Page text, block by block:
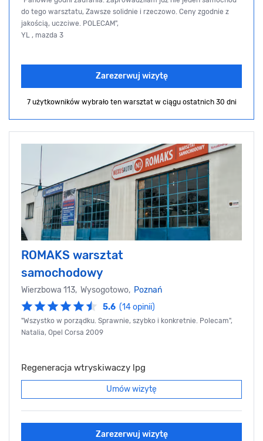
do tego warsztatu, Zawsze solidnie i rzeczowo. Ceny zgodnie z
jakością, uczciwe. POLECAM",
YL , mazda 3
Zarezerwuj wizytę
7 użytkowników wybrało ten warsztat w ciągu ostatnich 30 dni
ROMAKS warsztat
samochodowy
Wierzbowa 113, Wysogotowo, Poznań
5.6 (14 opinii)
"Wszystko w porządku. Sprawnie, szybko i konkretnie. Polecam",
Natalia, Opel Corsa 2009
Regeneracja wtryskiwaczy lpg
Umów wizytę
Zarezerwuj wizytę